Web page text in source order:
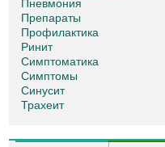
Пневмония
Препараты
Профилактика
Ринит
Симптоматика
Симптомы
Синусит
Трахеит